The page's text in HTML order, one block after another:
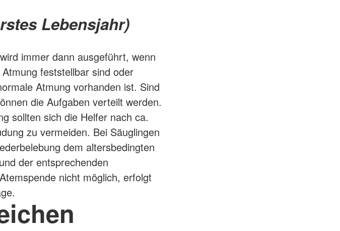
Lebensjahr)
immer dann ausgeführt, wenn
feststellbar sind oder
Atmung vorhanden ist. Sind
die Aufgaben verteilt werden.
sollten sich die Helfer nach ca.
zu vermeiden. Bei Säuglingen
dem altersbedingten
der entsprechenden
nicht möglich, erfolgt